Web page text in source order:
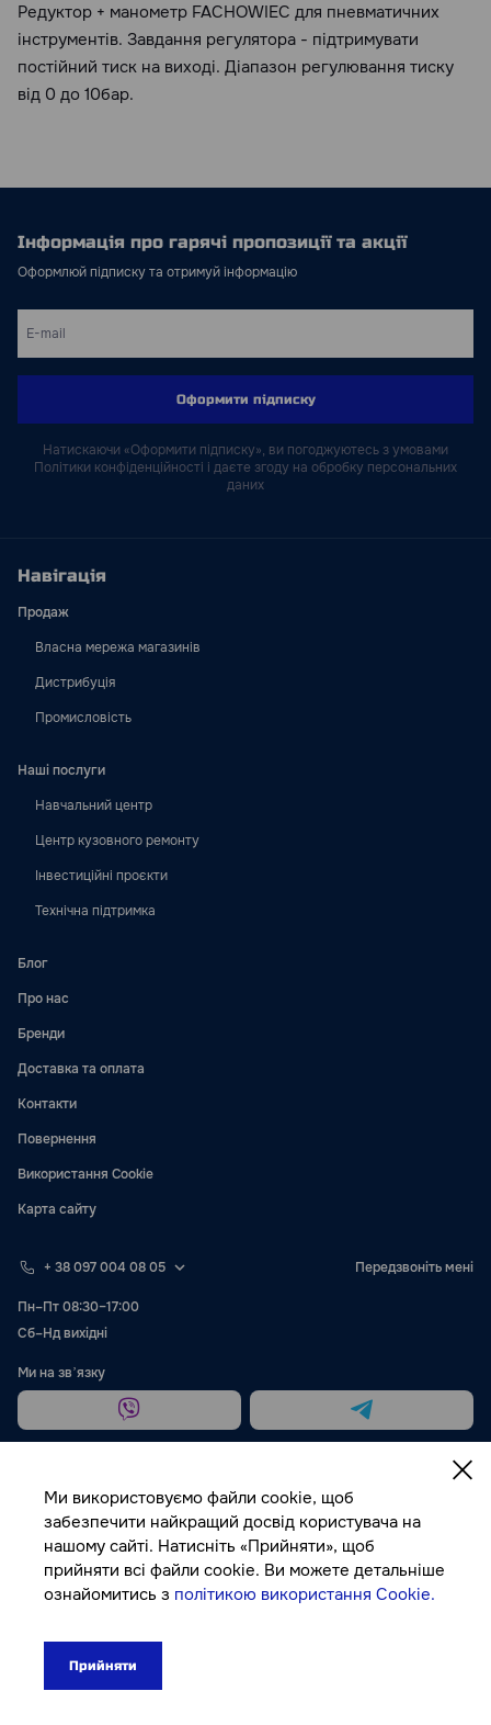
Редуктор + манометр FACHOWIEC для пневматичних
інструментів. Завдання регулятора - підтримувати
постійний тиск на виході. Діапазон регулювання тиску
від 0 до 10бар.
796₴
Інформація про гарячі пропозиції та акції
Оформлюй підписку та отримуй інформацію
Оформити підписку
Натискаючи «Оформити підписку», ви погоджуютесь з умовами
Політики конфіденційності і даєте згоду на обробку персональних
даних
Навігація
Продаж
Власна мережа магазинів
Дистрибуція
Промисловість
Наші послуги
Навчальний центр
Центр кузовного ремонту
Інвестиційні проєкти
Технічна підтримка
Блог
Про нас
Бренди
Доставка та оплата
Контакти
Повернення
Використання Cookie
Карта сайту
+ 38 097 004 08 05 Передзвоніть мені
Пн–Пт 08:30–17:00
Сб–Нд вихідні
Ми на звʼязку
© Autocolor, 2026
Публічна оферта
Ми використовуємо файли cookie, щоб
забезпечити найкращий досвід користувача на
нашому сайті. Натисніть «Прийняти», щоб
прийняти всі файли cookie. Ви можете детальніше
ознайомитись з політикою використання Cookie.
Прийняти